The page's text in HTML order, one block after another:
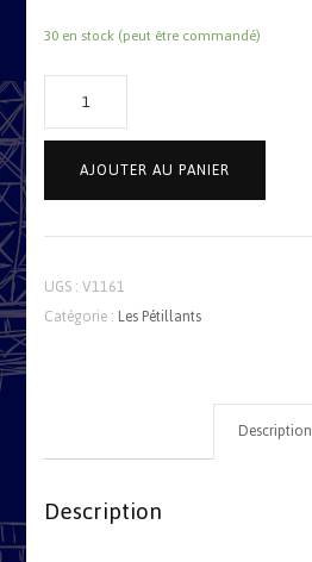
30 en stock (peut être commandé)
I
Barisei
Franciacorta
Natura
DOCG
2014
AJOUTER AU PANIER
UGS :V1161
Catégorie : Les Pétillants
Description
Description